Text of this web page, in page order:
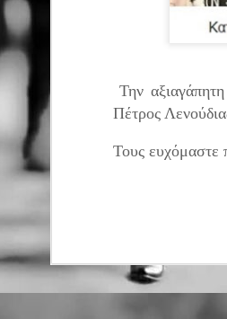
Την
Πέτρος
Τους ευχόμαστε